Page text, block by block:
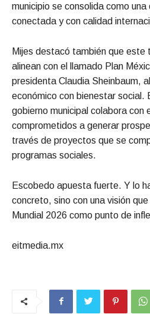
municipio se consolida como una
conectada y con calidad
Mijes destacó también que este
alinean con el llamado Plan
presidenta Claudia Sheinbaum,
económico con bienestar social.
gobierno municipal colabora con
comprometidos a generar
través de proyectos que se
programas sociales.
Escobedo apuesta fuerte. Y lo
concreto, sino con una visión
Mundial 2026 como punto de
eitmedia.mx